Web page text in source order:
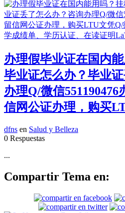
办理假毕业证在国内
毕业证怎么办？毕业
办理Q/微信
信网公证办理，购买
dfns en Salud y Belleza
0 Respuestas
...
Compartir Tema en: